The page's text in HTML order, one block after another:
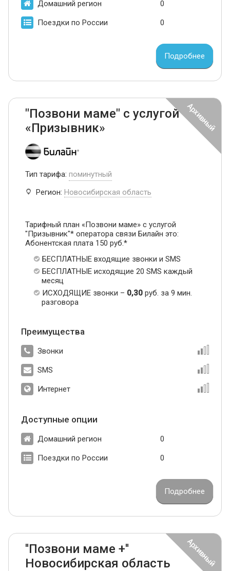
Домашний регион 0
Поездки по России 0
Подробнее
"Позвони маме" с услугой
«Призывник»
Тип тарифа: поминутный
Регион: Новосибирская область
Тарифный план «Позвони маме» с услугой
"Призывник"* оператора связи Билайн это:
Абонентская плата 150 руб.*
БЕСПЛАТНЫЕ входящие звонки и SMS
БЕСПЛАТНЫЕ исходящие 20 SMS каждый
месяц
ИСХОДЯЩИЕ звонки – 0,30 руб. за 9 мин.
разговора
Преимущества
Звонки
SMS
Интернет
Доступные опции
Домашний регион 0
Поездки по России 0
Подробнее
''Позвони маме +''
Новосибирская область